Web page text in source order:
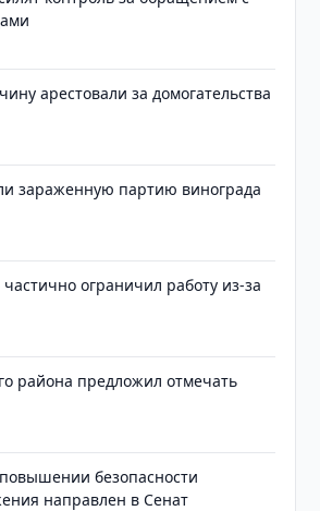
арестовали за домогательства
зараженную партию винограда
ограничил работу из-за
района предложил отмечать
безопасности
направлен в Сенат